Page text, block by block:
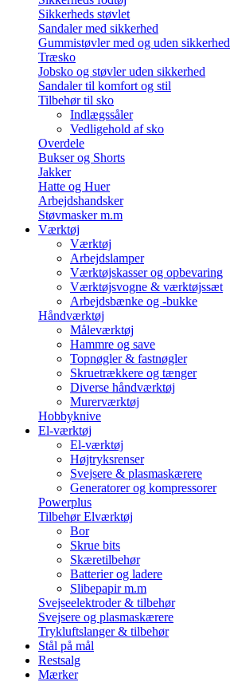
Sikkerheds støvlet
Sandaler med sikkerhed
Gummistøvler med og uden sikkerhed
Træsko
Jobsko og støvler uden sikkerhed
Sandaler til komfort og stil
Tilbehør til sko
Indlægssåler
Vedligehold af sko
Overdele
Bukser og Shorts
Jakker
Hatte og Huer
Arbejdshandsker
Støvmasker m.m
Værktøj
Værktøj
Arbejdslamper
Værktøjskasser og opbevaring
Værktøjsvogne & værktøjssæt
Arbejdsbænke og -bukke
Håndværktøj
Måleværktøj
Hammre og save
Topnøgler & fastnøgler
Skruetrækkere og tænger
Diverse håndværktøj
Murerværktøj
Hobbyknive
El-værktøj
El-værktøj
Højtryksrenser
Svejsere & plasmaskærere
Generatorer og kompressorer
Powerplus
Tilbehør Elværktøj
Bor
Skrue bits
Skæretilbehør
Batterier og ladere
Slibepapir m.m
Svejseelektroder & tilbehør
Svejsere og plasmaskærere
Trykluftslanger & tilbehør
Stål på mål
Restsalg
Mærker